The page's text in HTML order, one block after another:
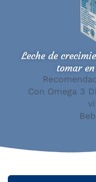
Leche de
tomar
Con Omega 3